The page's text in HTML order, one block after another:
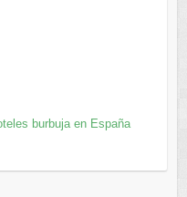
burbuja en España